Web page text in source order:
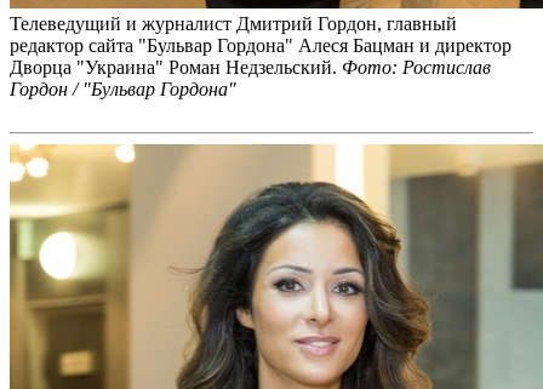
Телеведущий и журналист Дмитрий Гордон, главный
редактор сайта "Бульвар Гордона" Алеся Бацман и директор
Дворца "Украина" Роман Недзельский. Фото: Ростислав
Гордон / "Бульвар Гордона"